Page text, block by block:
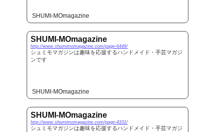
SHUMI-MOmagazine
SHUMI-MOmagazine
http://www.shumimomagazine.com/page-6449/
シュミモマガジンは趣味を応援するハンドメイド・手芸マガジ
ンです
SHUMI-MOmagazine
SHUMI-MOmagazine
http://www.shumimomagazine.com/page-4101/
シュミモマガジンは趣味を応援するハンドメイド・手芸マガジ